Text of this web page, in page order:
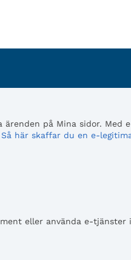
på Mina sidor.
Så här skaffar du en e-
eller använda e-